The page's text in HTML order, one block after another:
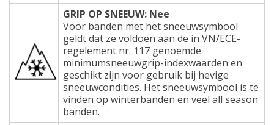
GRIP OP SNEEUW: Nee
Voor banden met het sneeuwsymbool
geldt dat ze voldoen aan de in VN/ECE-
regelement nr. 117 genoemde
minimumsneeuwgrip-indexwaarden en
geschikt zijn voor gebruik bij hevige
sneeuwcondities. Het sneeuwsymbool is te
vinden op winterbanden en veel all season
banden.